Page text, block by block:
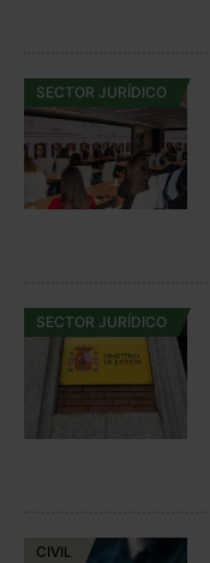
SECTOR JURÍDICO
SECTOR JURÍDICO
CIVIL